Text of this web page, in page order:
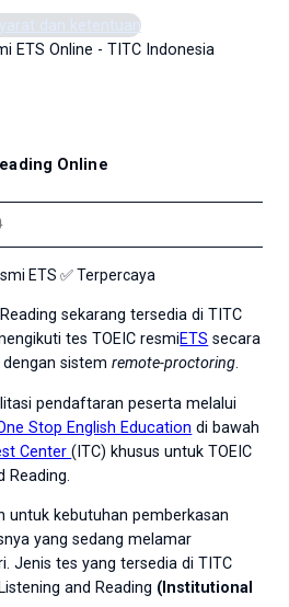
dan ketentuan
Online
ETS ✅ Terpercaya
sekarang tersedia di TITC
tes TOEIC resmiETS secara
dengan sistemremote-proctoring.
pendaftaran peserta melalui
Stop English Education di bawah
Center(ITC) khusus untuk TOEIC
Reading.
untuk kebutuhan pemberkasan
yang sedang melamar
Jenis tes yang tersedia di TITC
and Reading (Institutional